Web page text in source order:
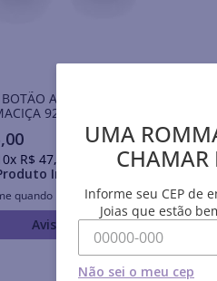
ABSTRATO DE
925
,00
x R$ 47,
sem juros
Indisponível
quando retornar ao estoque
Avise-me
UMA
CHAMAR
Informe seu CEP de
Joias que estão
Não sei o meu cep